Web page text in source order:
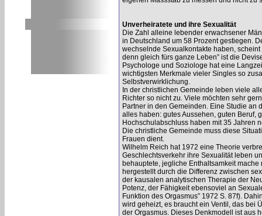
Unverheiratete und ihre Sexualität
Die Zahl alleine lebender erwachsener
in Deutschland um 58 Prozent gestiegen.
wechselnde Sexualkontakte haben,
denn gleich fürs ganze Leben” ist die
Psychologe und Soziologe hat eine
wichtigsten Merkmale vieler Singles so
Selbstverwirklichung.
In der christlichen Gemeinde leben viele
Richter so nicht zu. Viele möchten sehr
Partner in den Gemeinden. Eine Studie an
alles haben: gutes Aussehen, guten Beruf,
Hochschulabschluss haben mit 35 Jahren
Die christliche Gemeinde muss diese
Frauen dient.
Wilhelm Reich hat 1972 eine Theorie
Geschlechtsverkehr ihre Sexualität leben
behauptete, jegliche Enthaltsamkeit
hergestellt durch die Differenz zwischen
der kausalen analytischen Therapie der
Potenz, der Fähigkeit ebensoviel an
Funktion des Orgasmus” 1972 S. 87f).
wird geheizt, es braucht ein Ventil, das bei
der Orgasmus. Dieses Denkmodell ist aus